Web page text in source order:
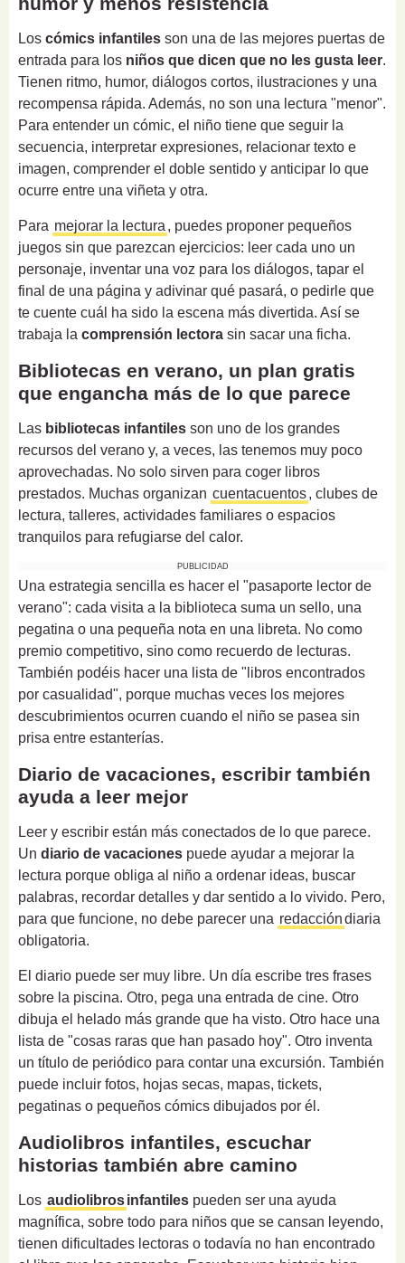
Los cómics infantiles son una de las mejores puertas de
entrada para los niños que dicen que no les gusta leer.
Tienen ritmo, humor, diálogos cortos, ilustraciones y una
recompensa rápida. Además, no son una lectura "menor".
Para entender un cómic, el niño tiene que seguir la
secuencia, interpretar expresiones, relacionar texto e
imagen, comprender el doble sentido y anticipar lo que
ocurre entre una viñeta y otra.
Para mejorar la lectura , puedes proponer pequeños
juegos sin que parezcan ejercicios: leer cada uno un
personaje, inventar una voz para los diálogos, tapar el
final de una página y adivinar qué pasará, o pedirle que
te cuente cuál ha sido la escena más divertida. Así se
trabaja la comprensión lectora sin sacar una ficha.
Bibliotecas en verano, un plan gratis
que engancha más de lo que parece
Las bibliotecas infantiles son uno de los grandes
recursos del verano y, a veces, las tenemos muy poco
aprovechadas. No solo sirven para coger libros
prestados. Muchas organizan cuentacuentos, clubes de
lectura, talleres, actividades familiares o espacios
tranquilos para refugiarse del calor.
PUBLICIDAD
Una estrategia sencilla es hacer el "pasaporte lector de
verano": cada visita a la biblioteca suma un sello, una
pegatina o una pequeña nota en una libreta. No como
premio competitivo, sino como recuerdo de lecturas.
También podéis hacer una lista de "libros encontrados
por casualidad", porque muchas veces los mejores
descubrimientos ocurren cuando el niño se pasea sin
prisa entre estanterías.
Diario de vacaciones, escribir también
ayuda a leer mejor
Leer y escribir están más conectados de lo que parece.
Un diario de vacaciones puede ayudar a mejorar la
lectura porque obliga al niño a ordenar ideas, buscar
palabras, recordar detalles y dar sentido a lo vivido. Pero,
para que funcione, no debe parecer una redaccióndiaria
obligatoria.
El diario puede ser muy libre. Un día escribe tres frases
sobre la piscina. Otro, pega una entrada de cine. Otro
dibuja el helado más grande que ha visto. Otro hace una
lista de "cosas raras que han pasado hoy". Otro inventa
un título de periódico para contar una excursión. También
puede incluir fotos, hojas secas, mapas, tickets,
pegatinas o pequeños cómics dibujados por él.
Audiolibros infantiles, escuchar
historias también abre camino
Los audiolibrosinfantiles pueden ser una ayuda
magnífica, sobre todo para niños que se cansan leyendo,
tienen dificultades lectoras o todavía no han encontrado